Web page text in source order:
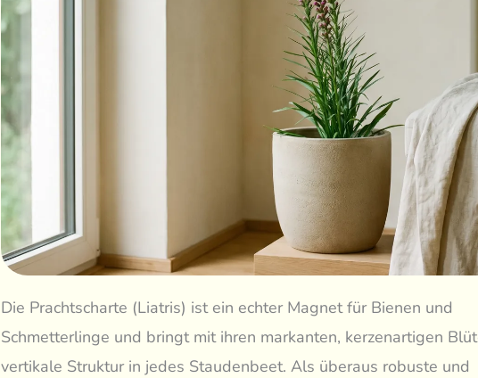
Die Prachtscharte (Liatris) ist ein echter Magnet für Bienen und
Schmetterlinge und bringt mit ihren markanten, kerzenartigen
vertikale Struktur in jedes Staudenbeet. Als überaus robuste und